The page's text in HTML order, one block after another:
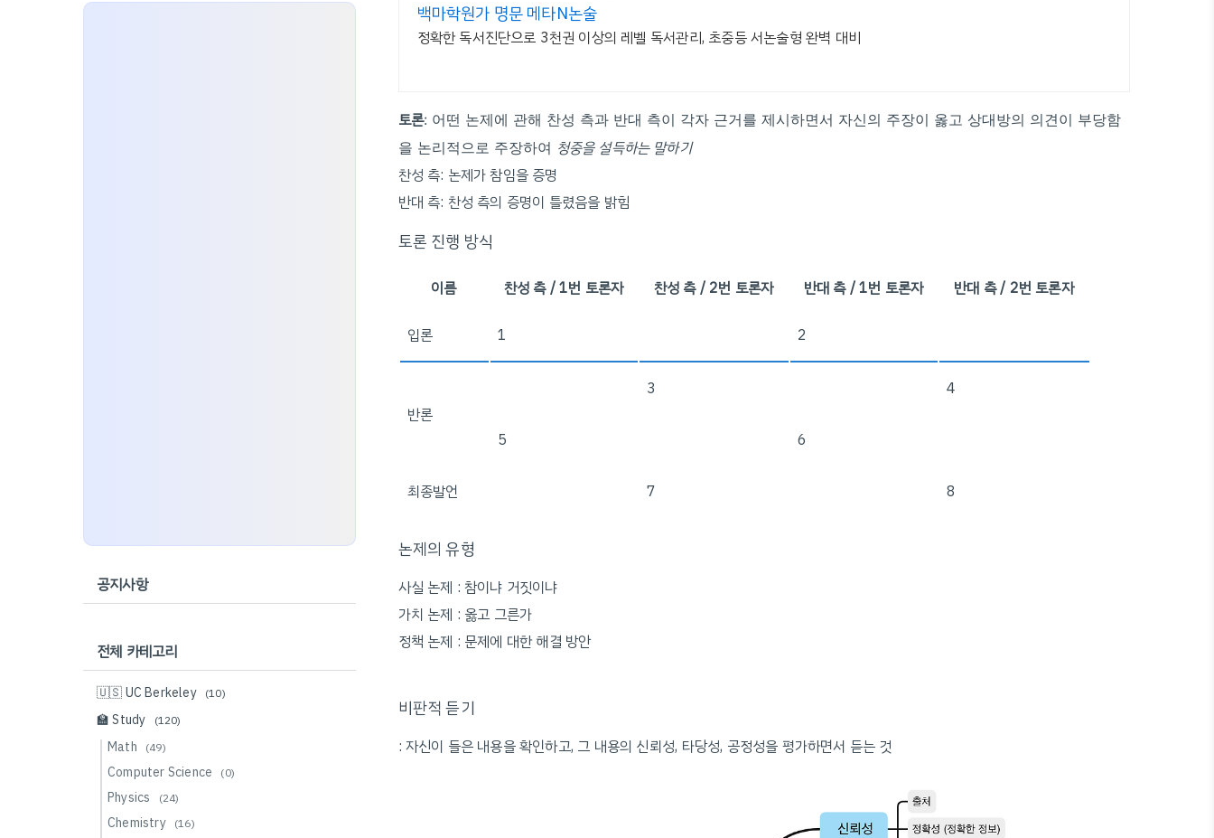
백마학원가 명문 메타N논술
정확한 독서진단으로 3천권 이상의 레벨 독서관리, 초중등 서논술형 완벽 대비
토론: 어떤 논제에 관해 찬성 측과 반대 측이 각자 근거를 제시하면서 자신의 주장이 옳고 상대방의 의견이 부당함
을 논리적으로 주장하여 청중을 설득하는 말하기
찬성 측: 논제가 참임을 증명
반대 측: 찬성 측의 증명이 틀렸음을 밝힘
토론 진행 방식
이름 찬성 측 / 1번 토론자 찬성 측 / 2번 토론자 반대 측 / 1번 토론자 반대 측 / 2번 토론자
입론 1 2
반론
3 4
5 6
최종발언 7 8
논제의 유형
사실 논제 : 참이냐 거짓이냐
가치 논제 : 옳고 그른가
정책 논제 : 문제에 대한 해결 방안
비판적 듣기
: 자신이 들은 내용을 확인하고, 그 내용의 신뢰성, 타당성, 공정성을 평가하면서 듣는 것
공지사항
전체 카테고리
🇺🇸 UC Berkeley (10)
🏫 Study (120)
Math (49)
Computer Science (0)
Physics (24)
Chemistry (16)